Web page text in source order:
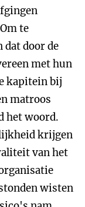
te
dat door de
met hun
kapitein bij
matroos
het woord.
krijgen
van het
wisten